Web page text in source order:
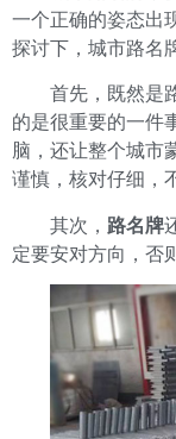
一个正确的姿态出
探讨下，城市路名
首先，既然是
的是很重要的一件
脑，还让整个城市
谨慎，核对仔细，
其次， 路名牌
定要安对方向，否